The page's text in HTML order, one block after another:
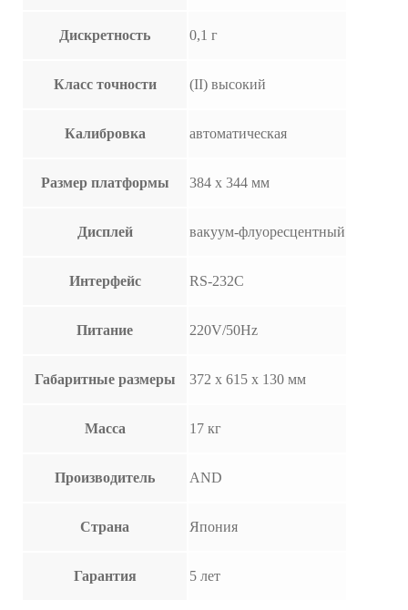
Дискретность 0,1 г
Класс точности (II) высокий
Калибровка автоматическая
Размер платформы 384 х 344 мм
Дисплей вакуум-флуоресцентный
Интерфейс RS-232C
Питание 220V/50Hz
Габаритные размеры 372 x 615 x 130 мм
Масса 17 кг
Производитель AND
Страна Япония
Гарантия 5 лет